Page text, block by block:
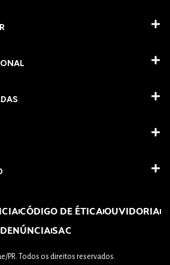
CÓDIGO DE ÉTICAOUVIDORIA
DENÚNCIASAC
PR. Todos os direitos reservados.